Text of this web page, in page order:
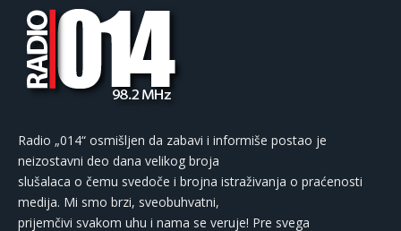
Radio „014“ osmišljen da zabavi i informiše postao je
neizostavni deo dana velikog broja
slušalaca o čemu svedoče i brojna istraživanja o praćenosti
medija. Mi smo brzi, sveobuhvatni,
prijemčivi svakom uhu i nama se veruje! Pre svega